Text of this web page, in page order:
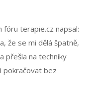
terapie.cz napsal:
že se mi dělá špatně,
přešla na techniky
pokračovat bez